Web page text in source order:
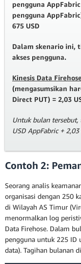
pengguna
pengguna
675 USD
Dalam skenario ini,
akses pengguna.
Kinesis Data Firehose
(mengasumsikan
Direct PUT) = 2,03
Untuk bulan tersebut,
USD AppFabric +
Contoh 2:
Seorang analis
organisasi dengan 250
di Wilayah AS Timur
menormalkan log
Data Firehose. Dalam
pengguna untuk 225 ID
data). Tagihan bulanan